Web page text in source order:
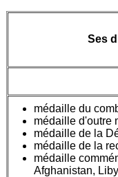
Ses
médaille du
médaille d'outre
médaille de la
médaille de la
médaille
Afghanistan,